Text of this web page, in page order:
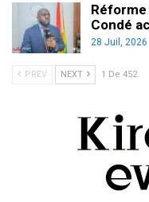
Condé
28 Juil, 2026
PREV NEXT 1 De 452